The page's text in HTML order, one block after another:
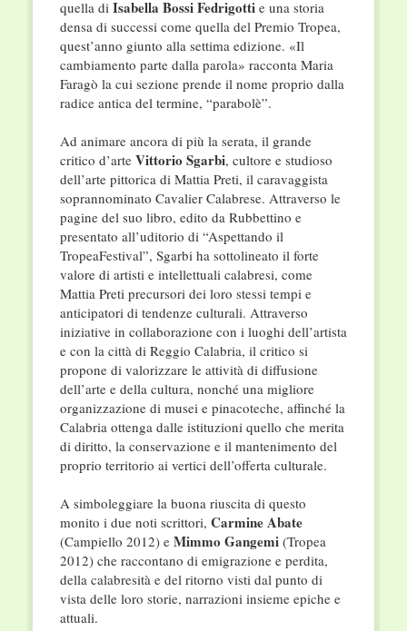
quella di Isabella Bossi Fedrigottie una storia
densa di successi come quella del Premio Tropea,
quest’anno giunto alla settima edizione. «Il
cambiamento parte dalla parola» racconta Maria
Faragò la cui sezione prende il nome proprio dalla
radice antica del termine, “parabolè”.
Ad animare ancora di più la serata, il grande
critico d’arte Vittorio Sgarbi, cultore e studioso
dell’arte pittorica di Mattia Preti, il caravaggista
soprannominato Cavalier Calabrese. Attraverso le
pagine del suo libro, edito da Rubbettino e
presentato all’uditorio di “Aspettando il
TropeaFestival”, Sgarbi ha sottolineato il forte
valore di artisti e intellettuali calabresi, come
Mattia Preti precursori dei loro stessi tempi e
anticipatori di tendenze culturali. Attraverso
iniziative in collaborazione con i luoghi dell’artista
e con la città di Reggio Calabria, il critico si
propone di valorizzare le attività di diffusione
dell’arte e della cultura, nonché una migliore
organizzazione di musei e pinacoteche, affinché la
Calabria ottenga dalle istituzioni quello che merita
di diritto, la conservazione e il mantenimento del
proprio territorio ai vertici dell’offerta culturale.
A simboleggiare la buona riuscita di questo
monito i due noti scrittori, Carmine Abate
(Campiello 2012) e Mimmo Gangemi(Tropea
2012) che raccontano di emigrazione e perdita,
della calabresità e del ritorno visti dal punto di
vista delle loro storie, narrazioni insieme epiche e
attuali.